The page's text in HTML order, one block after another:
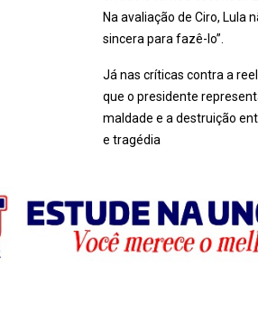
Na avaliação de Ciro, Lula
sincera para fazê-lo”.
Já nas críticas contra a
que o presidente
maldade e a destruição
e tragédia